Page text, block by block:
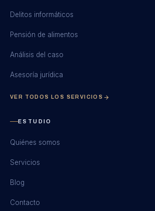
Delitos informáticos
Pensión de alimentos
Análisis del caso
Asesoría jurídica
VER TODOS LOS SERVICIOS
ESTUDIO
Quiénes somos
Servicios
Blog
Contacto